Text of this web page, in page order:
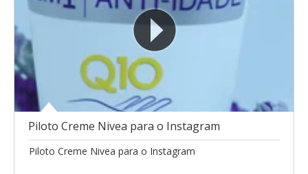
Piloto Creme Nivea para o Instagram
Piloto Creme Nivea para o Instagram